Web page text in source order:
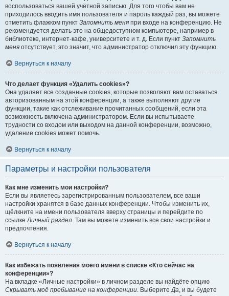
воспользоваться вашей учётной записью. Для того чтобы вам не
приходилось вводить имя пользователя и пароль каждый раз, вы можете
отметить флажком пункт Запомнить меня при входе на конференцию. Не
рекомендуется делать это на общедоступном компьютере, например в
библиотеке, интернет-кафе, университете и т. д. Если пункт Запомнить
меня отсутствует, это значит, что администратор отключил эту функцию.
Вернуться к началу
Что делает функция «Удалить cookies»?
Она удаляет все созданные cookies, которые позволяют вам оставаться
авторизованным на этой конференции, а также выполняют другие
функции, такие как отслеживание прочитанных сообщений, если эта
возможность включена администратором. Если вы испытываете
трудности со входом или выходом на данной конференции, возможно,
удаление cookies может помочь.
Вернуться к началу
Параметры и настройки пользователя
Как мне изменить мои настройки?
Если вы являетесь зарегистрированным пользователем, все ваши
настройки хранятся в базе данных конференции. Чтобы изменить их,
щёлкните на имени пользователя вверху страницы и перейдите по
ссылкеЛичный раздел. Там вы можете изменить все свои настройки и
предпочтения.
Вернуться к началу
Как избежать появления моего имени в списке «Кто сейчас на
конференции»?
На вкладке «Личные настройки» в личном разделе вы найдёте опцию
Скрывать моё пребывание на конференции. ВыберитеДа, и вы будете